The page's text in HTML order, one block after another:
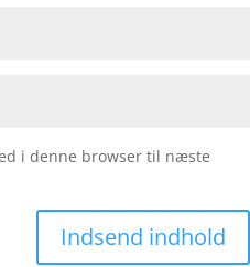
i denne browser til næste
Indsend indhold